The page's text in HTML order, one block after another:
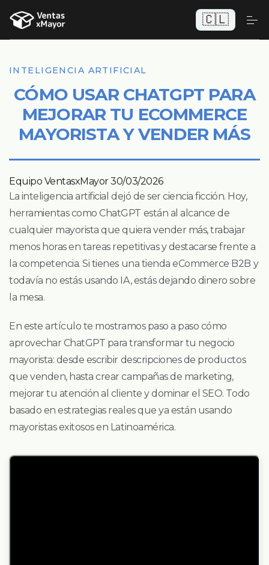
🇨🇱
INTELIGENCIA ARTIFICIAL
CÓMO USAR CHATGPT PARA
MEJORAR TU ECOMMERCE
MAYORISTA Y VENDER MÁS
Equipo VentasxMayor30/03/2026
La inteligencia artificial dejó de ser ciencia ficción. Hoy,
herramientas como ChatGPT están al alcance de
cualquier mayorista que quiera vender más, trabajar
menos horas en tareas repetitivas y destacarse frente a
la competencia. Si tienes una tienda eCommerce B2B y
todavía no estás usando IA, estás dejando dinero sobre
la mesa.
En este artículo te mostramos paso a paso cómo
aprovechar ChatGPT para transformar tu negocio
mayorista: desde escribir descripciones de productos
que venden, hasta crear campañas de marketing,
mejorar tu atención al cliente y dominar el SEO. Todo
basado en estrategias reales que ya están usando
mayoristas exitosos en Latinoamérica.